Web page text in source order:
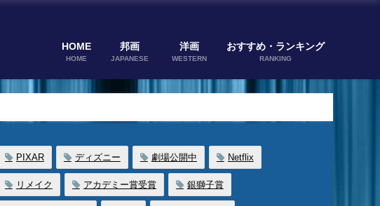
HOME
HOME
邦画
JAPANESE
洋画
WESTERN
おすすめ・ランキング
RANKING
PIXAR ディズニー 劇場公開中 Netflix
リメイク アカデミー賞受賞 銀獅子賞